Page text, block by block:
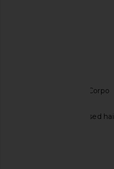
Beleza Banho & Corpo
Gisou honey infused